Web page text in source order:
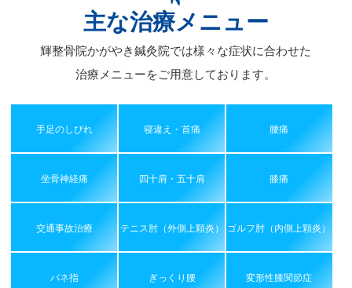
主な治療メニュー
輝整骨院かがやき鍼灸院では様々な症状に合わせた
治療メニューをご用意しております。
手足のしびれ 寝違え・首痛 腰痛
坐骨神経痛 四十肩・五十肩 膝痛
交通事故治療 テニス肘（外側上顆炎） ゴルフ肘（内側上顆炎）
バネ指 ぎっくり腰 変形性膝関節症